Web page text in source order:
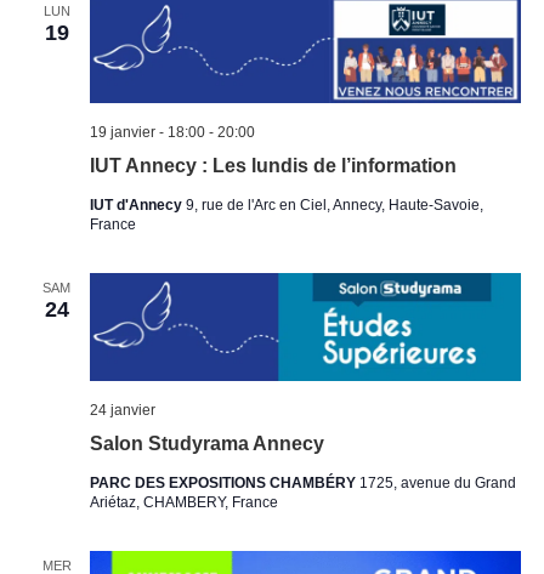
LUN
19
IUT Annecy : Les lundis de l’information
19 janvier - 18:00- 20:00
IUT d'Annecy 9, rue de l'Arc en Ciel, Annecy, Haute-Savoie,
France
SAM
24
Salon Studyrama Annecy
24 janvier
PARC DES EXPOSITIONS CHAMBÉRY 1725, avenue du Grand
Ariétaz, CHAMBERY, France
MER